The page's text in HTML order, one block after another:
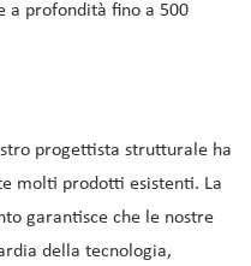
a profondità fino a 500
progettista strutturale ha
molti prodotti esistenti. La
garantisce che le nostre
della tecnologia,